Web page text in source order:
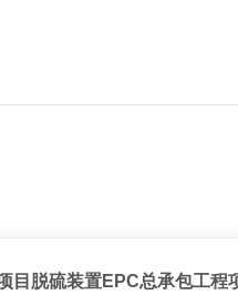
目脱硫装置EPC总承包工程